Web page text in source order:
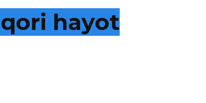
qori hayot